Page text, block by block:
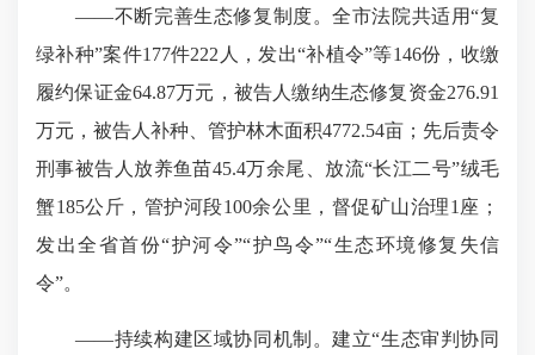
——不断完善生态修复制度。全市法院共适用“复
绿补种”案件177件222人，发出“补植令”等146份，收缴
履约保证金64.87万元，被告人缴纳生态修复资金276.91
万元，被告人补种、管护林木面积4772.54亩；先后责令
刑事被告人放养鱼苗45.4万余尾、放流“长江二号”绒毛
蟹185公斤，管护河段100余公里，督促矿山治理1座；
发出全省首份“护河令”“护鸟令”“生态环境修复失信
令”。
——持续构建区域协同机制。建立“生态审判协同